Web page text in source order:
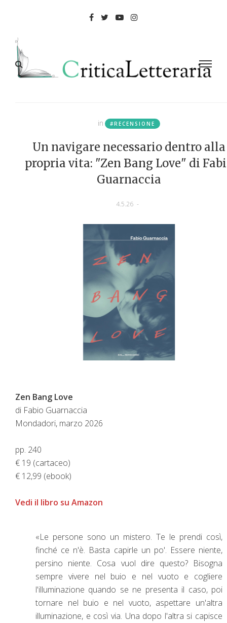
in #RECENSIONE
Un navigare necessario dentro alla
propria vita: "Zen Bang Love" di
Guarnaccia
4.5.26 -
Zen Bang Love
di Fabio Guarnaccia
Mondadori, marzo 2026
pp. 240
€ 19 (cartaceo)
€ 12,99 (ebook)
Vedi il libro su Amazon
«Le persone sono un mistero. Te le prendi così,
finché ce n'è. Basta capirle un po'. Essere niente,
persino niente. Cosa vuol dire questo? Bisogna
sempre vivere nel buio e nel vuoto e cogliere
l'illuminazione quando se ne presenta il caso, poi
tornare nel buio e nel vuoto, aspettare un'altra
illuminazione, e così via. Una dopo l'altra si capisce